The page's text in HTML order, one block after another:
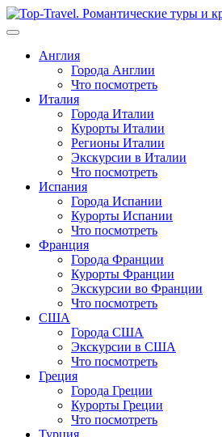
Перейти
к
Англия
Города Англии
Что посмотреть
Италия
Города Италии
Курорты Италии
Регионы Италии
Экскурсии в Италии
Что посмотреть
Испания
Города Испании
Курорты Испании
Что посмотреть
Франция
Города Франции
Курорты Франции
Экскурсии во Франции
Что посмотреть
США
Города США
Экскурсии в США
Что посмотреть
Греция
Города Греции
Курорты Греции
Что посмотреть
Турция